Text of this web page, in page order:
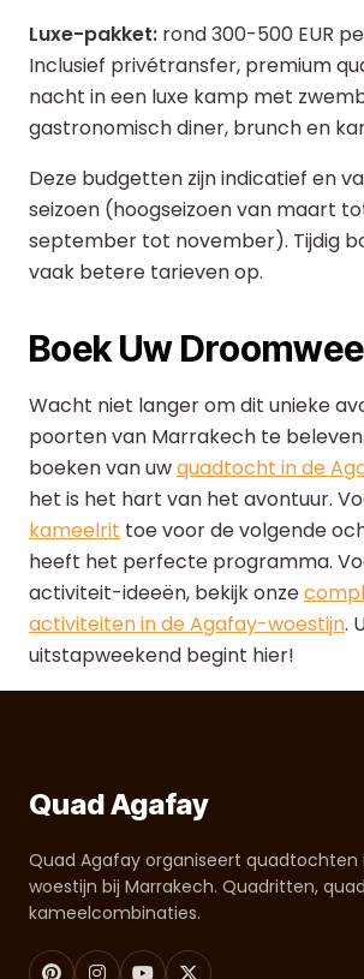
Luxe-pakket: rond 300-500 EUR
Inclusief privétransfer, premium
nacht in een luxe kamp met
gastronomisch diner, brunch en
Deze budgetten zijn indicatief en
seizoen (hoogseizoen van maart
september tot november). Tijdig
vaak betere tarieven op.
Boek Uw
Wacht niet langer om dit unieke
poorten van Marrakech te
boeken van uwquadtocht in de
het is het hart van het avontuur.
kameelrit toe voor de volgende
heeft het perfecte programma.
activiteit-ideeën, bekijk onze
activiteiten in de Agafay-woestijn.
uitstapweekend begint hier!
Quad Agafay
Quad Agafay organiseert quadtochten
woestijn bij Marrakech. Quadritten,
kameelcombinaties.